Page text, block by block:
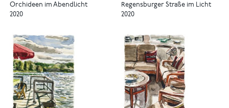
Orchideen im Abendlicht
2020
Regensburger Straße im Licht
2020